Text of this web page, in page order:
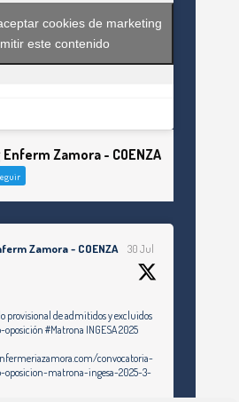
cookies de marketing
este contenido
Enferm Zamora - COENZA
Zamora - COENZA 30 Jul
provisional de admitidos y excluidos
#Matrona INGESA 2025
convocatoria-
oposicion-matrona-ingesa-2025-3-